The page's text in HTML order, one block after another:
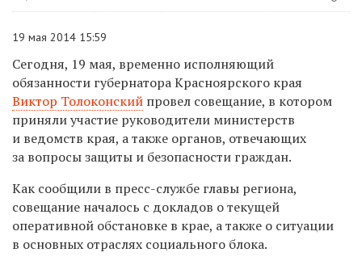
19 мая 2014 15:59
Сегодня, 19 мая, временно исполняющий
обязанности губернатора Красноярского края
Виктор Толоконский провел совещание, в котором
приняли участие руководители министерств
и ведомств края, а также органов, отвечающих
за вопросы защиты и безопасности граждан.
Как сообщили в пресс-службе главы региона,
совещание началось с докладов о текущей
оперативной обстановке в крае, а также о ситуации
в основных отраслях социального блока.